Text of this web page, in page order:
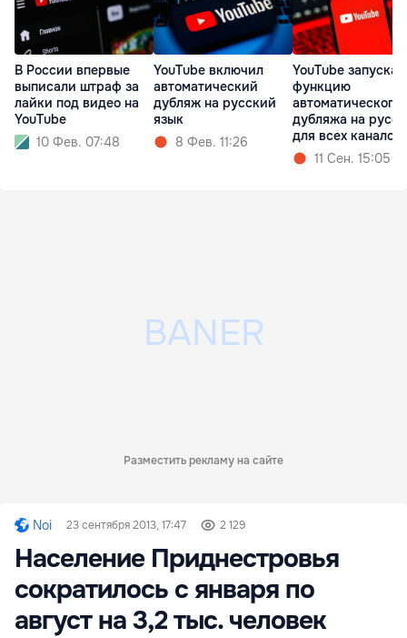
В России впервые
выписали штраф за
лайки под видео на
YouTube
10 Фев. 07:48
YouTube включил
автоматический
дубляж на русский
язык
8 Фев. 11:26
YouTube
функцию
автоматического
дубляжа на
для всех каналов
11 Сен. 15:05
Разместить рекламу на сайте
Noi 23 сентября 2013, 17:47 2 129
Население Приднестровья
сократилось с января по
август на 3,2 тыс. человек